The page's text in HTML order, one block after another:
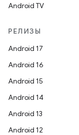
Android TV
РЕЛИЗЫ
Android 17
Android 16
Android 15
Android 14
Android 13
Android 12